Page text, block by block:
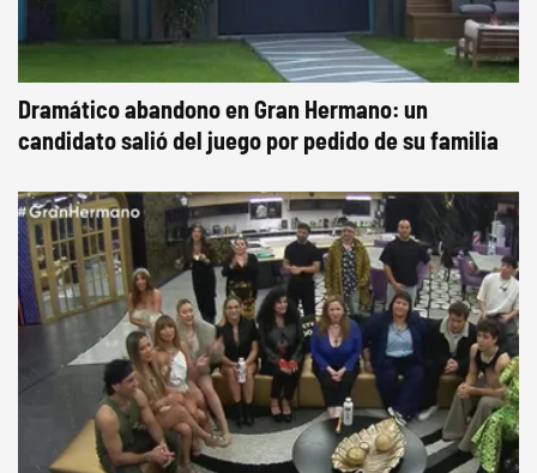
Dramático abandono en Gran Hermano: un
candidato salió del juego por pedido de su familia